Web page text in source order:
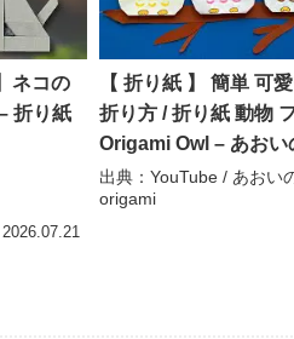
ネコの
折り紙
2026.07.21
【 折り紙 】 簡単 可
折り方 / 折り紙 動物
Origami Owl – あおい
Aoi’s origami
出典：YouTube / あおい
origami